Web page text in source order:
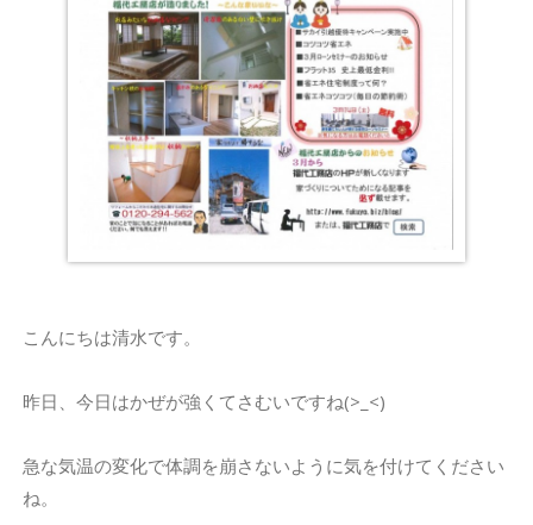
こんにちは清水です。
昨日、今日はかぜが強くてさむいですね(>_<)
急な気温の変化で体調を崩さないように気を付けてください
ね。